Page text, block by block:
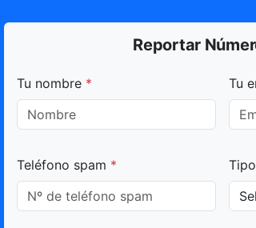
Reportar
Tu nombre * Tu
Teléfono spam *